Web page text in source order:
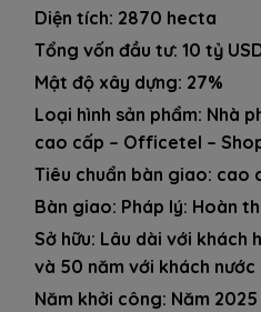
Diện tích: 2870 hecta
Tổng vốn đầu tư: 10 tỷ
Mật độ xây dựng: 27%
Loại hình sản phẩm: Nhà
cao cấp – Officetel –
Tiêu chuẩn bàn giao: cao
Bàn giao: Pháp lý: Hoàn
Sở hữu: Lâu dài với khách
và 50 năm với khách
Năm khởi công: Năm 2025